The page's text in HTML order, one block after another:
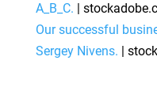
A_B_C. |
Our successful
Sergey Nivens. |